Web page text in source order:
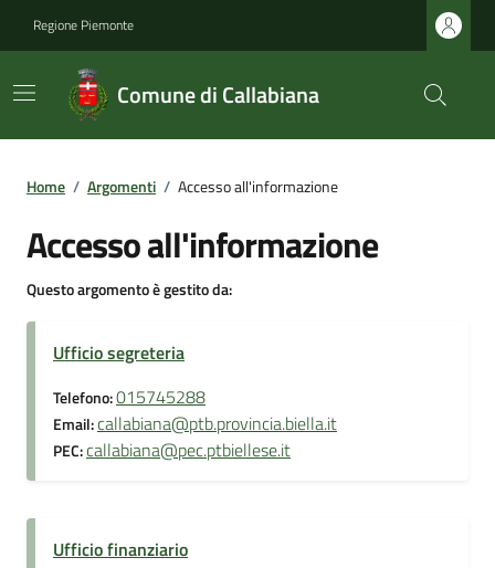
Regione Piemonte
Comune di Callabiana
Home / Argomenti / Accesso all'informazione
Accesso all'informazione
Questo argomento è gestito da:
Ufficio segreteria
Telefono:015745288
Email:callabiana@ptb.provincia.biella.it
PEC:callabiana@pec.ptbiellese.it
Ufficio finanziario